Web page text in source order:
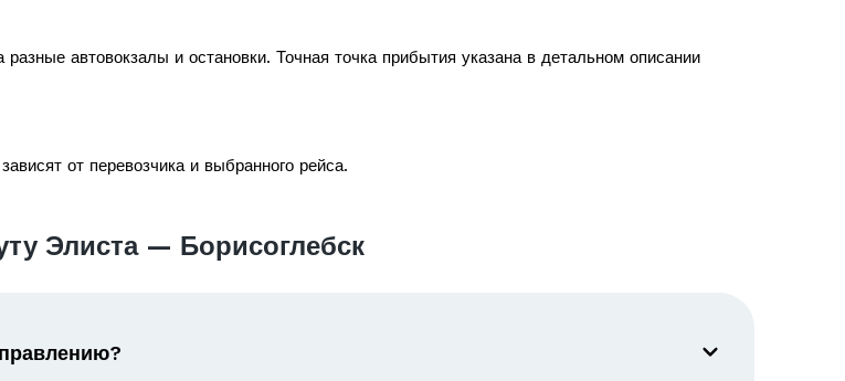
автовокзалы и остановки. Точная точка прибытия указана в детальном описании
от перевозчика и выбранного рейса.
Элиста — Борисоглебск